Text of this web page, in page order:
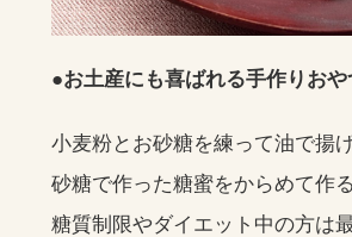
●お土産にも喜ばれる手作りおや
小麦粉とお砂糖を練って油で揚
砂糖で作った糖蜜をからめて作
糖質制限やダイエット中の方は